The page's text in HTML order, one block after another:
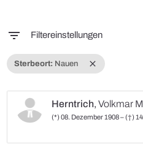
filter_list Filtereinstellungen
close
Sterbeort: Nauen
Herntrich, Volkmar
(*) 08. Dezember 1908 – (†)